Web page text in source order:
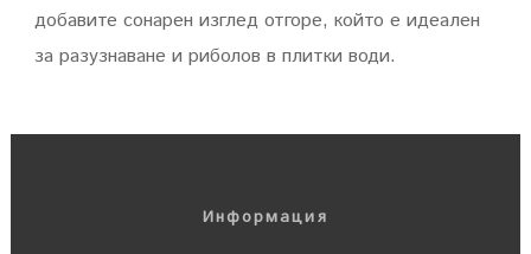
добавите сонарен изглед отгоре, който е идеален
за разузнаване и риболов в плитки води.
Информация